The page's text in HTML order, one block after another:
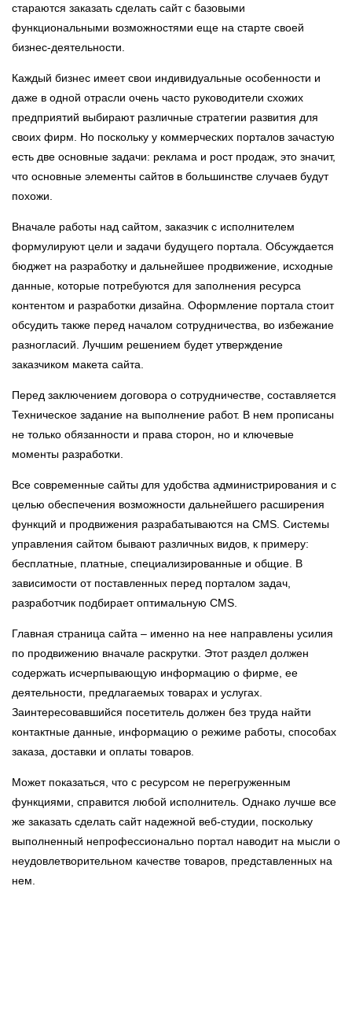
стараются заказать сделать сайт с базовыми
функциональными возможностями еще на старте своей
бизнес-деятельности.
Каждый бизнес имеет свои индивидуальные особенности и
даже в одной отрасли очень часто руководители схожих
предприятий выбирают различные стратегии развития для
своих фирм. Но поскольку у коммерческих порталов зачастую
есть две основные задачи: реклама и рост продаж, это значит,
что основные элементы сайтов в большинстве случаев будут
похожи.
Вначале работы над сайтом, заказчик с исполнителем
формулируют цели и задачи будущего портала. Обсуждается
бюджет на разработку и дальнейшее продвижение, исходные
данные, которые потребуются для заполнения ресурса
контентом и разработки дизайна. Оформление портала стоит
обсудить также перед началом сотрудничества, во избежание
разногласий. Лучшим решением будет утверждение
заказчиком макета сайта.
Перед заключением договора о сотрудничестве, составляется
Техническое задание на выполнение работ. В нем прописаны
не только обязанности и права сторон, но и ключевые
моменты разработки.
Все современные сайты для удобства администрирования и с
целью обеспечения возможности дальнейшего расширения
функций и продвижения разрабатываются на СMS. Системы
управления сайтом бывают различных видов, к примеру:
бесплатные, платные, специализированные и общие. В
зависимости от поставленных перед порталом задач,
разработчик подбирает оптимальную СMS.
Главная страница сайта – именно на нее направлены усилия
по продвижению вначале раскрутки. Этот раздел должен
содержать исчерпывающую информацию о фирме, ее
деятельности, предлагаемых товарах и услугах.
Заинтересовавшийся посетитель должен без труда найти
контактные данные, информацию о режиме работы, способах
заказа, доставки и оплаты товаров.
Может показаться, что с ресурсом не перегруженным
функциями, справится любой исполнитель. Однако лучше все
же заказать сделать сайт надежной веб-студии, поскольку
выполненный непрофессионально портал наводит на мысли о
неудовлетворительном качестве товаров, представленных на
нем.